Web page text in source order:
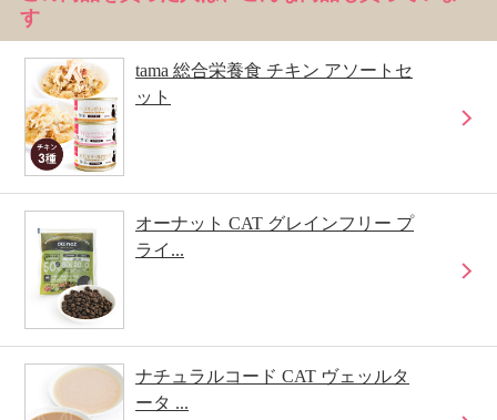
す
tama 総合栄養食 チキン アソートセ
ット
オーナット CAT グレインフリー プ
ライ...
ナチュラルコード CAT ヴェッルタ
ータ ...